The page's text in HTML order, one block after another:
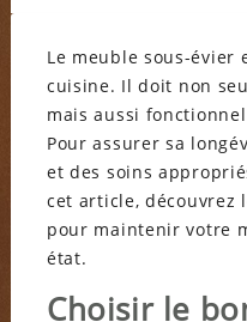
Le meuble sous-évier
cuisine. Il doit non
mais aussi
Pour assurer sa
et des soins
cet article, découvrez
pour maintenir votre
état.
Choisir le